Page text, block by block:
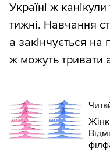
Україні ж
тижні. Навчання
а закінчується
ж можуть тривати